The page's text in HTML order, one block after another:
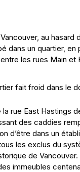
au
dans un quartier,
les rues Main et
fait froid dans le
rue East Hastings
des caddies
d’être dans un
les exclus du
de
immeubles